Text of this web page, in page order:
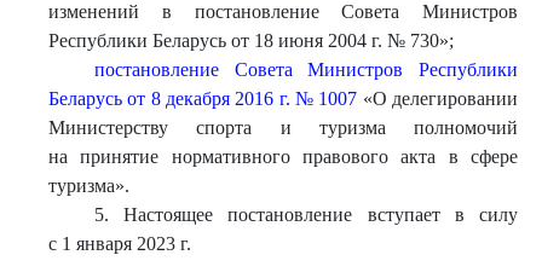
изменений в постановление Совета Министров
Республики Беларусь от 18 июня 2004 г. № 730»;
постановление Совета Министров Республики
Беларусь от 8 декабря 2016 г. № 1007 «О делегировании
Министерству спорта и туризма полномочий
на принятие нормативного правового акта в сфере
туризма».
5. Настоящее постановление вступает в силу
с 1 января 2023 г.